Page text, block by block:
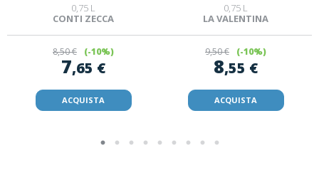
0,75 L
CONTI ZECCA
8,50 € (-10%)
7,65 €
ACQUISTA
0,75 L
LA VALENTINA
9,50 € (-10%)
8,55 €
ACQUISTA